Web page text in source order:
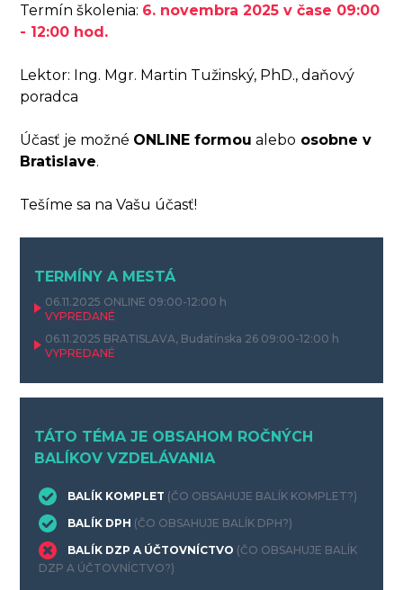
Termín školenia: 6. novembra 2025 v čase 09:00
- 12:00 hod.
Lektor: Ing. Mgr. Martin Tužinský, PhD., daňový
poradca
Účasť je možné ONLINE formou alebo osobne v
Bratislave.
Tešíme sa na Vašu účasť!
TERMÍNY A MESTÁ
06.11.2025 ONLINE 09:00-12:00 h
VYPREDANÉ
06.11.2025 BRATISLAVA, Budatínska 26 09:00-12:00 h
VYPREDANÉ
TÁTO TÉMA JE OBSAHOM ROČNÝCH
BALÍKOV VZDELÁVANIA
BALÍK KOMPLET (ČO OBSAHUJE BALÍK KOMPLET?)
BALÍK DPH (ČO OBSAHUJE BALÍK DPH?)
BALÍK DZP A ÚČTOVNÍCTVO (ČO OBSAHUJE BALÍK
DZP A ÚČTOVNÍCTVO?)